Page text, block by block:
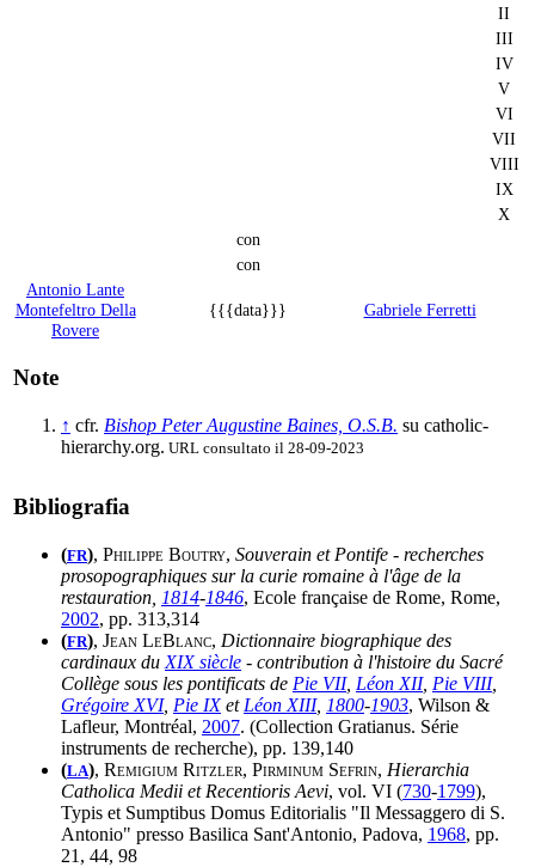
II
III
IV
V
VI
VII
VIII
IX
X
con
con
Antonio Lante
Montefeltro Della
Rovere
{{{data}}} Gabriele Ferretti
Note
↑ cfr. Bishop Peter Augustine Baines, O.S.B. su catholic-
hierarchy.org. URL consultato il 28-09-2023
Bibliografia
(FR), Philippe Boutry, Souverain et Pontife - recherches
prosopographiques sur la curie romaine à l'âge de la
restauration, 1814-1846, Ecole française de Rome, Rome,
2002, pp. 313,314
(FR), Jean LeBlanc, Dictionnaire biographique des
cardinaux du XIX siècle - contribution à l'histoire du Sacré
Collège sous les pontificats de Pie VII, Léon XII, Pie VIII,
Grégoire XVI, Pie IXet Léon XIII, 1800-1903, Wilson &
Lafleur, Montréal, 2007. (Collection Gratianus. Série
instruments de recherche), pp. 139,140
(LA), Remigium Ritzler, Pirminum Sefrin, Hierarchia
Catholica Medii et Recentioris Aevi, vol. VI (730-1799),
Typis et Sumptibus Domus Editorialis "Il Messaggero di S.
Antonio" presso Basilica Sant'Antonio, Padova, 1968, pp.
21, 44, 98